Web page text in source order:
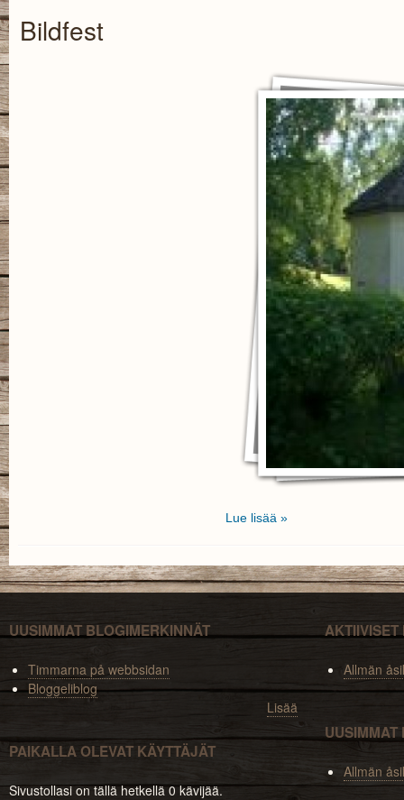
Bildfest
Lue lisää »
UUSIMMAT BLOGIMERKINNÄT
Timmarna på webbsidan
Bloggeliblog
Lisää
PAIKALLA OLEVAT KÄYTTÄJÄT
Sivustollasi on tällä hetkellä 0 kävijää.
Allmän
UUSIMMAT
Allmän